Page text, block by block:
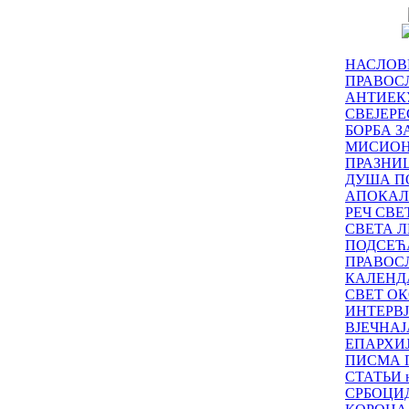
БОРБА
ДУША
РЕЧ
СВЕТА
СВЕТ
ПИСМА
СТАТЬИ